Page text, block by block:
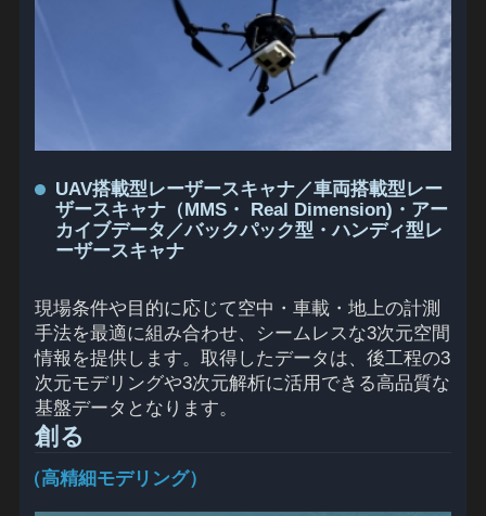
UAV搭載型レーザースキャナ／車両搭載型レー
ザースキャナ（MMS・ Real Dimension)・アー
カイブデータ／バックパック型・ハンディ型レ
ーザースキャナ
現場条件や目的に応じて空中・車載・地上の計測
手法を最適に組み合わせ、シームレスな3次元空間
情報を提供します。取得したデータは、後工程の3
次元モデリングや3次元解析に活用できる高品質な
基盤データとなります。
創る
（高精細モデリング）